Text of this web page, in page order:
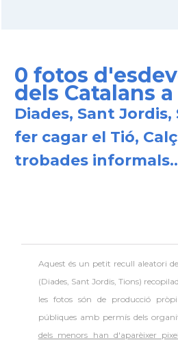
0 fotos
dels Catalans a
Diades, Sant Jordis,
fer cagar el Tió,
trobades
Aquest és un petit recull aleatori
(Diades, Sant Jordis, Tions)
les fotos són de producció
públiques amb permís dels
dels menors han d'aparèixer